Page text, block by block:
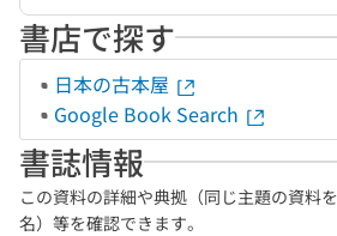
書店で探す
日本の古本屋
Google Book Search
書誌情報
この資料の詳細や典拠（同じ主題の資料
名）等を確認できます。